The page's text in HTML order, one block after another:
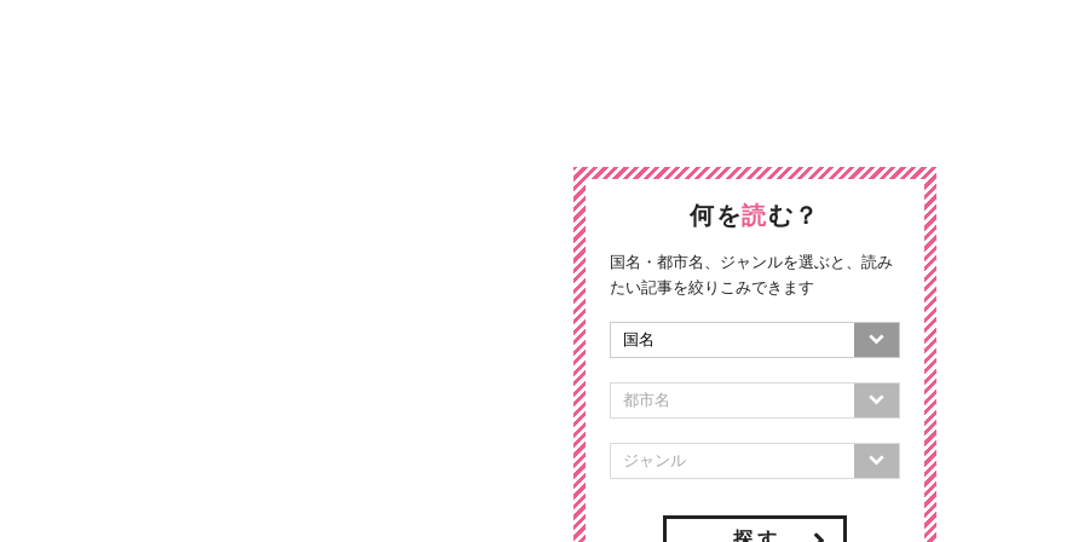
何を読む？
国名・都市名、ジャンルを選ぶと、読み
たい記事を絞りこみできます